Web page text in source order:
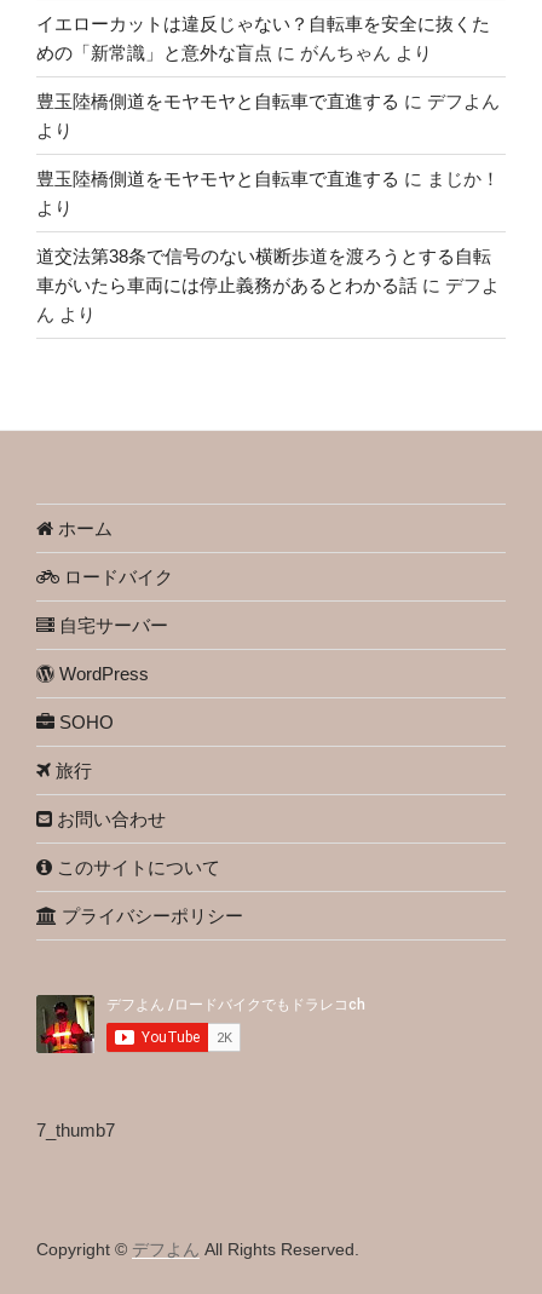
イエローカットは違反じゃない？自転車を安全に抜くた
めの「新常識」と意外な盲点 に がんちゃん より
豊玉陸橋側道をモヤモヤと自転車で直進する に デフよん
より
豊玉陸橋側道をモヤモヤと自転車で直進する に まじか！
より
道交法第38条で信号のない横断歩道を渡ろうとする自転
車がいたら車両には停止義務があるとわかる話 に デフよ
ん より
ホーム
ロードバイク
自宅サーバー
WordPress
SOHO
旅行
お問い合わせ
このサイトについて
プライバシーポリシー
7_thumb7
Copyright © デフよん All Rights Reserved.